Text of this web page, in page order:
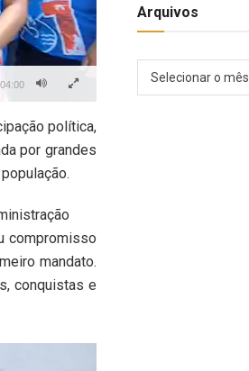
04:00
política,
por grandes
compromisso
mandato.
conquistas e
Arquivos
Selecionar o mês